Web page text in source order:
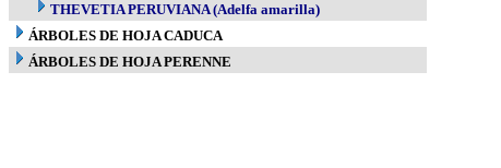
THEVETIA PERUVIANA (Adelfa amarilla)
ÁRBOLES DE HOJA CADUCA
ÁRBOLES DE HOJA PERENNE